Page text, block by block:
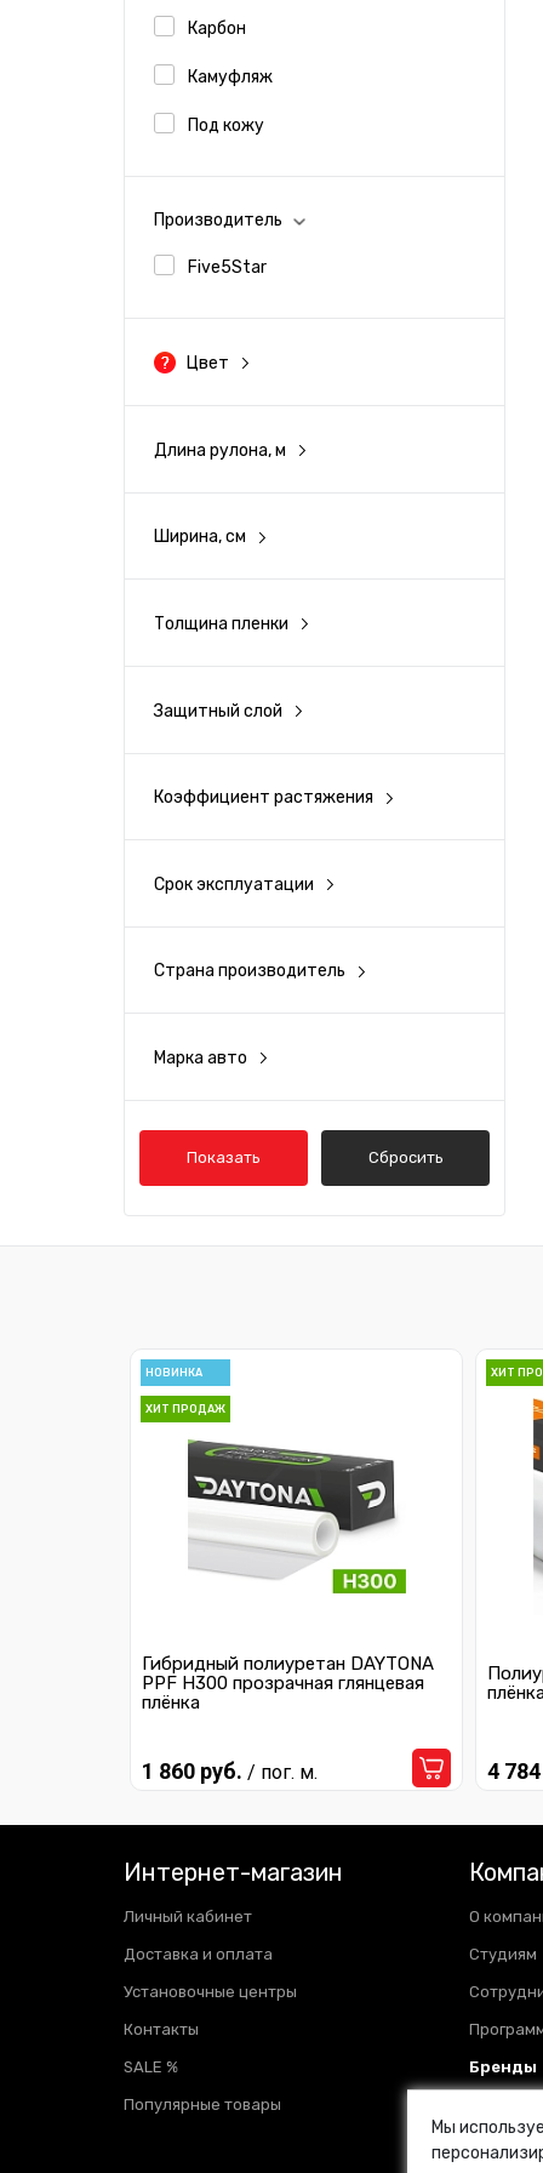
Карбон
Камуфляж
Под кожу
Производитель
Five5Star
Цвет
Белый
Длина рулона, м
Ширина, см
50
100
152
Толщина пленки
Защитный слой
Нет
Коэффициент растяжения
Срок эксплуатации
Страна производитель
Марка авто
Alfa Romeo
Chery
Chevrolet
Chrysler
Daewoo
Dodge
Ferrari
Fiat
Honda
Hummer
Hyundai
Jaguar
Показать Сбросить
НОВИНКА
ХИТ ПРОДАЖ
Гибридный полиуретан DAYTONA
PPF H300 прозрачная глянцевая
плёнка
1 860 руб. / пог. м.
ХИТ
4
Интернет-магазин
Личный кабинет
Доставка и оплата
Установочные центры
Контакты
SALE %
Популярные товары
О
Студиям
Бренды
Новости
Мы